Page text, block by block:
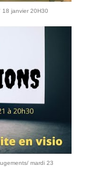
janvier 20H30
mardi 23